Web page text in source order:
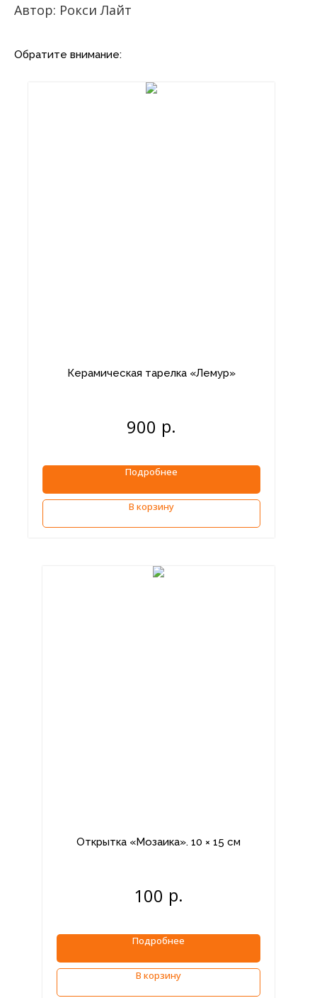
Автор: Рокси Лайт
Обратите внимание:
Керамическая тарелка «Лемур»
900 р.
Подробнее
В корзину
Открытка «Мозаика». 10 × 15 см
100 р.
Подробнее
В корзину